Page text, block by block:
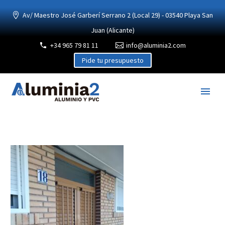
Av/ Maestro José Garberí Serrano 2 (Local 29) - 03540 Playa San
Juan (Alicante)
+34 965 79 81 11
info@aluminia2.com
Pide tu presupuesto